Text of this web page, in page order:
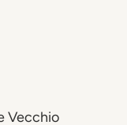
Vecchio